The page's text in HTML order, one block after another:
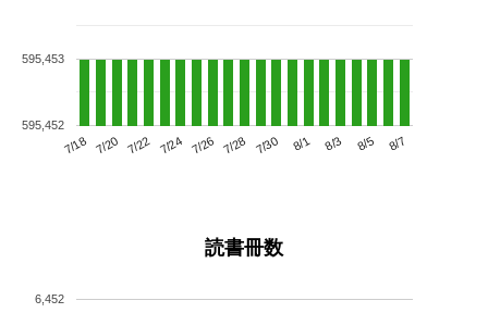
7/18 7/20 7/22 7/24 7/26 7/28 7/30 8/1 8/3 8/5 8/7
595,452
595,453
読書冊数
6,452